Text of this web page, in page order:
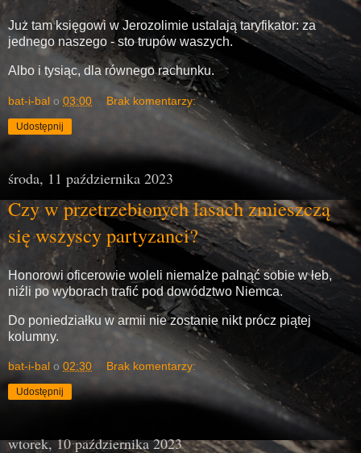
Już tam księgowi w Jerozolimie ustalają taryfikator: za
jednego naszego - sto trupów waszych.
Albo i tysiąc, dla równego rachunku.
bat-i-bal o 03:00 Brak komentarzy:
Udostępnij
środa, 11 października 2023
Czy w przetrzebionych lasach zmieszczą
się wszyscy partyzanci?
Honorowi oficerowie woleli niemalże palnąć sobie w łeb,
niźli po wyborach trafić pod dowództwo Niemca.
Do poniedziałku w armii nie zostanie nikt prócz piątej
kolumny.
bat-i-bal o 02:30 Brak komentarzy:
Udostępnij
wtorek, 10 października 2023